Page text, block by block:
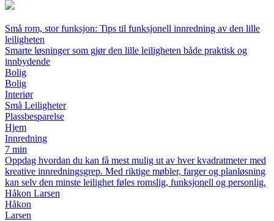
Små rom, stor funksjon: Tips til funksjonell innredning av den lille
leiligheten
Smarte løsninger som gjør den lille leiligheten både praktisk og
innbydende
Bolig
Bolig
Interiør
Små Leiligheter
Plassbesparelse
Hjem
Innredning
7 min
Oppdag hvordan du kan få mest mulig ut av hver kvadratmeter med
kreative innredningsgrep. Med riktige møbler, farger og planløsning
kan selv den minste leilighet føles romslig, funksjonell og personlig.
Håkon Larsen
Håkon
Larsen